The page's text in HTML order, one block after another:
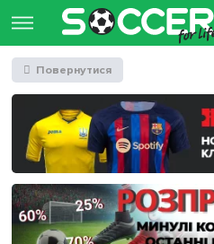
Повернутися